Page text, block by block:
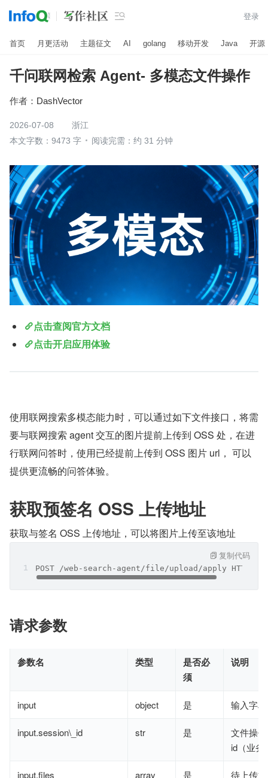
 登录
首页 月更活动 主题征文 AI golang 移动开发 Java 开源
千问联网检索 Agent- 多模态文件操作
作者： DashVector
2026-07-08
浙江
本文字数：9473 字
阅读完需：约 31 分钟
点击查阅官方文档
点击开启应用体验
使用联网搜索多模态能力时，可以通过如下文件接口，将需
要与联网搜索 agent 交互的图片提前上传到 OSS 处，在进
行联网问答时，使用已经提前上传到 OSS 图片 url， 可以
提供更流畅的问答体验。
获取预签名 OSS 上传地址
获取与签名 OSS 上传地址，可以将图片上传至该地址
POST /web-search-agent/file/upload/apply HTTP/
复制代码
请求参数
参数名 类型
是否必
须
说明
input object 是 输入字段
input.session\_id str 是
文件操
id（业务
input.files array 是 待上传